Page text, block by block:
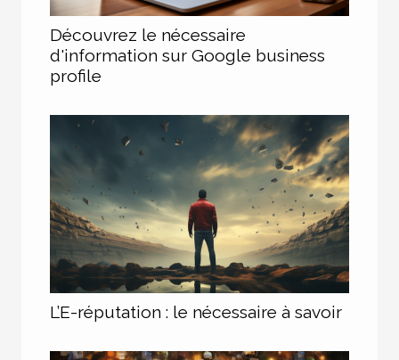
Découvrez le nécessaire
d'information sur Google business
profile
L’E-réputation : le nécessaire à savoir